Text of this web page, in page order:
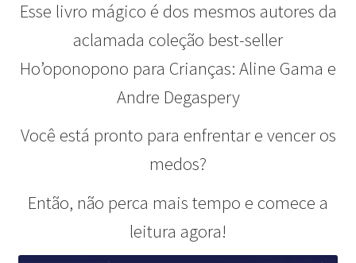
Esse livro mágico é dos mesmos autores da
aclamada coleção best-seller
Ho’oponopono para Crianças: Aline Gama e
Andre Degaspery
Você está pronto para enfrentar e vencer os
medos?
Então, não perca mais tempo e comece a
leitura agora!